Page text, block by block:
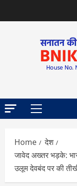
Home
देश
जावेद अख्तर भड़के:
उलूम देवबंद पर की